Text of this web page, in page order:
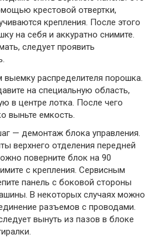
крестовой отвертки,
крепления. После этого
на себя и аккуратно снимите.
следует проявить
распределителя порошка.
на специальную область,
в центре лотка. После чего
выньте емкость.
— демонтаж блока управления.
верхнего отделения передней
поверните блок на 90
с крепления. Сервисным
панель с боковой стороны
В некоторых случаях можно
разъемов с проводами.
вынуть из пазов в блоке